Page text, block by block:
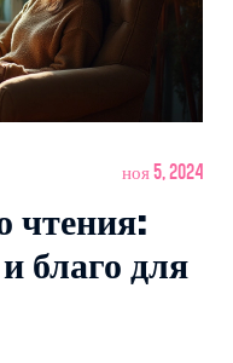
ноя 5, 2024
чтения:
благо для